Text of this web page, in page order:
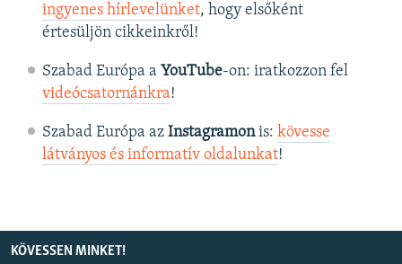
ingyenes hírlevelünket, hogy elsőként
értesüljön cikkeinkről!
Szabad Európa a YouTube-on: iratkozzon fel
videócsatornánkra!
Szabad Európa az Instagramonis: kövesse
látványos és informatív oldalunkat! ​
KÖVESSEN MINKET!